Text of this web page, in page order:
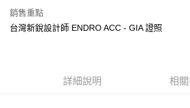
元大商業銀行
玉山商業銀行
星展（台灣）
每筆NT$85，滿NT$999(含以上)免運費
銷售重點
台灣新銳設計師 ENDRO ACC - GIA 證照
詳細說明 相